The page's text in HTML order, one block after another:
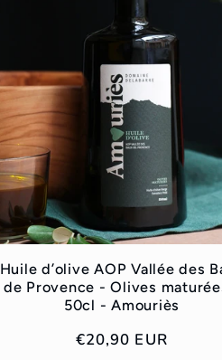
Huile d’olive AOP Vallée des
de Provence - Olives
50cl - Amouriès
Prix
€20,90 EUR